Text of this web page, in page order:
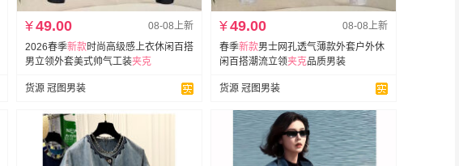
08-08上新
¥49.00
2026春季新款时尚高级感上衣休闲百搭
男立领外套美式帅气工装夹克
货源 冠图男装
08-08上新
¥49.00
春季新款男士网孔透气薄款外套户外休
闲百搭潮流立领夹克品质男装
货源 冠图男装